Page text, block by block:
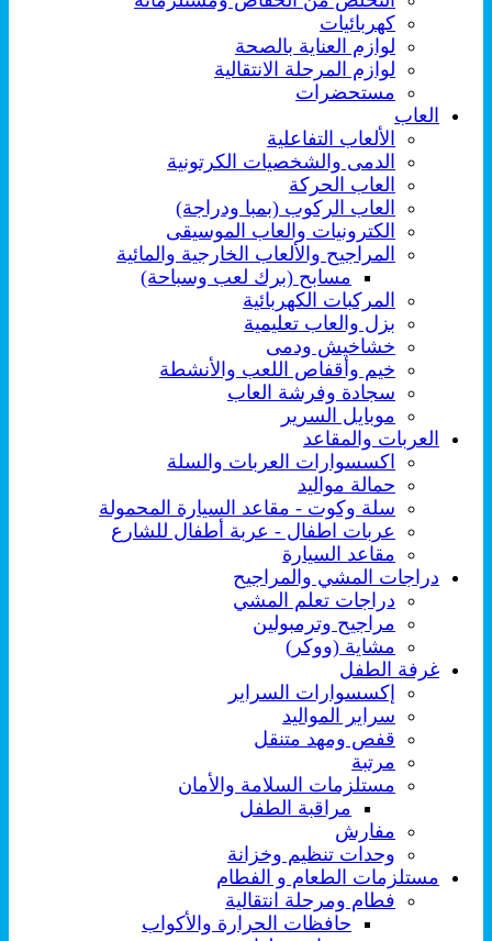
كهربائيات
لوازم العناية بالصحة
لوازم المرحلة الانتقالية
مستحضرات
العاب
الألعاب التفاعلية
الدمى والشخصيات الكرتونية
العاب الحركة
العاب الركوب (بمبا ودراجة)
الكترونيات والعاب الموسيقى
المراجيح والألعاب الخارجية والمائية
مسابح (برك لعب وسباحة)
المركبات الكهربائية
بزل والعاب تعليمية
خشاخيش ودمى
خيم وأقفاص اللعب والأنشطة
سجادة وفرشة العاب
موبايل السرير
العربات والمقاعد
اكسسوارات العربات والسلة
حمالة مواليد
سلة وكوت - مقاعد السيارة المحمولة
عربات اطفال - عربة أطفال للشارع
مقاعد السيارة
دراجات المشي والمراجيح
دراجات تعلم المشي
مراجيح وترمبولين
مشاية (ووكر)
غرفة الطفل
إكسسوارات السراير
سراير المواليد
قفص ومهد متنقل
مرتبة
مستلزمات السلامة والأمان
مراقبة الطفل
مفارش
وحدات تنظيم وخزانة
مستلزمات الطعام و الفطام
فطام ومرحلة انتقالية
حافظات الحرارة والأكواب